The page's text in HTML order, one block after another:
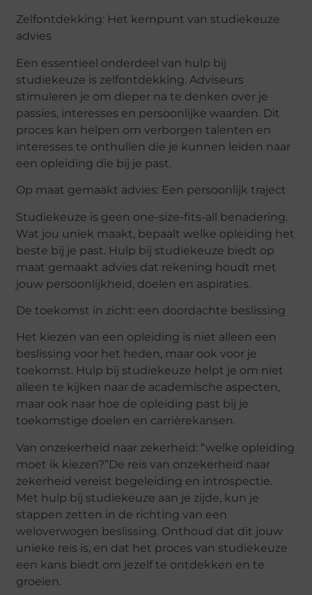
Zelfontdekking: Het kernpunt van studiekeuze
advies
Een essentieel onderdeel van hulp bij
studiekeuze is zelfontdekking. Adviseurs
stimuleren je om dieper na te denken over je
passies, interesses en persoonlijke waarden. Dit
proces kan helpen om verborgen talenten en
interesses te onthullen die je kunnen leiden naar
een opleiding die bij je past.
Op maat gemaakt advies: Een persoonlijk traject
Studiekeuze is geen one-size-fits-all benadering.
Wat jou uniek maakt, bepaalt welke opleiding het
beste bij je past. Hulp bij studiekeuze biedt op
maat gemaakt advies dat rekening houdt met
jouw persoonlijkheid, doelen en aspiraties.
De toekomst in zicht: een doordachte beslissing
Het kiezen van een opleiding is niet alleen een
beslissing voor het heden, maar ook voor je
toekomst. Hulp bij studiekeuze helpt je om niet
alleen te kijken naar de academische aspecten,
maar ook naar hoe de opleiding past bij je
toekomstige doelen en carrièrekansen.
Van onzekerheid naar zekerheid: “welke opleiding
moet ik kiezen?”De reis van onzekerheid naar
zekerheid vereist begeleiding en introspectie.
Met hulp bij studiekeuze aan je zijde, kun je
stappen zetten in de richting van een
weloverwogen beslissing. Onthoud dat dit jouw
unieke reis is, en dat het proces van studiekeuze
een kans biedt om jezelf te ontdekken en te
groeien.